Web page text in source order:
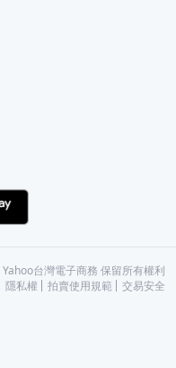
Yahoo台灣電子商務 保留所有權利
隱私權 拍賣使用規範 交易安全